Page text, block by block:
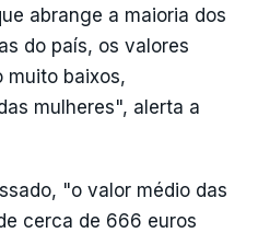
abrange a maioria dos
do país, os valores
muito baixos,
mulheres", alerta a
"o valor médio das
cerca de 666 euros